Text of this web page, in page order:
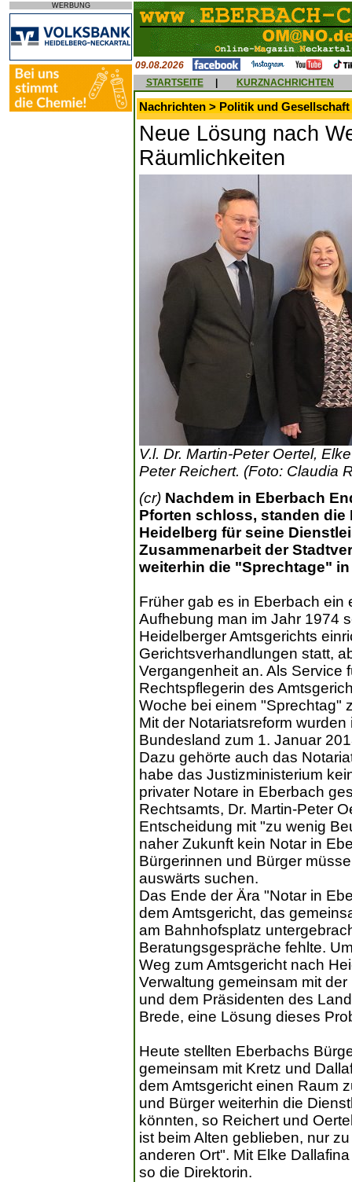
WERBUNG
09.08.2026
STARTSEITE
KURZNACHRICHTEN
Nachrichten > Politik und Gesellschaft
Neue Lösung nach
Räumlichkeiten
V.l. Dr. Martin-Peter Oertel,
Peter Reichert. (Foto: Claudia
(cr) Nachdem in Eberbach
Pforten schloss, standen
Heidelberg für seine
Zusammenarbeit der
weiterhin die "Sprechtage"
Früher gab es in Eberbach
Aufhebung man im Jahr 1974
Heidelberger Amtsgerichts
Gerichtsverhandlungen statt,
Vergangenheit an. Als Service
Rechtspflegerin des
Woche bei einem "Sprechtag"
Mit der Notariatsreform
Bundesland zum 1. Januar
Dazu gehörte auch das
habe das Justizministerium
privater Notare in Eberbach
Rechtsamts, Dr. Martin-Peter
Entscheidung mit "zu wenig
naher Zukunft kein Notar in
Bürgerinnen und Bürger
auswärts suchen.
Das Ende der Ära "Notar in
dem Amtsgericht, das
am Bahnhofsplatz
Beratungsgespräche fehlte.
Weg zum Amtsgericht nach
Verwaltung gemeinsam mit
und dem Präsidenten des
Brede, eine Lösung dieses
Heute stellten Eberbachs
gemeinsam mit Kretz und
dem Amtsgericht einen Raum
und Bürger weiterhin die
könnten, so Reichert und
ist beim Alten geblieben, nur
anderen Ort". Mit Elke
so die Direktorin.